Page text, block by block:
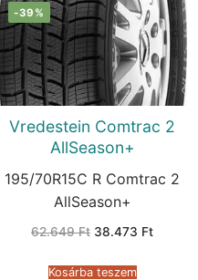
-39%
Vredestein Comtrac 2
AllSeason+
195/70R15C R Comtrac 2
AllSeason+
62.649Ft Original
62.649 Ft.
38.473 FtCurrent
Kosárba teszem